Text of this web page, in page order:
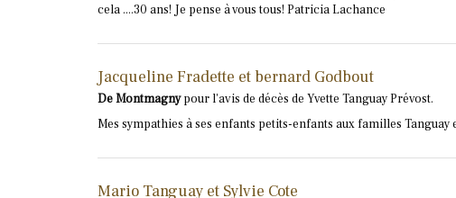
cela ....30 ans! Je pense à vous tous! Patricia Lachance
Jacqueline Fradette et bernard Godbout
De Montmagnypour l'avis de décès de Yvette Tanguay Prévost.
Mes sympathies à ses enfants petits-enfants aux familles
Mario Tanguay et Sylvie Cote